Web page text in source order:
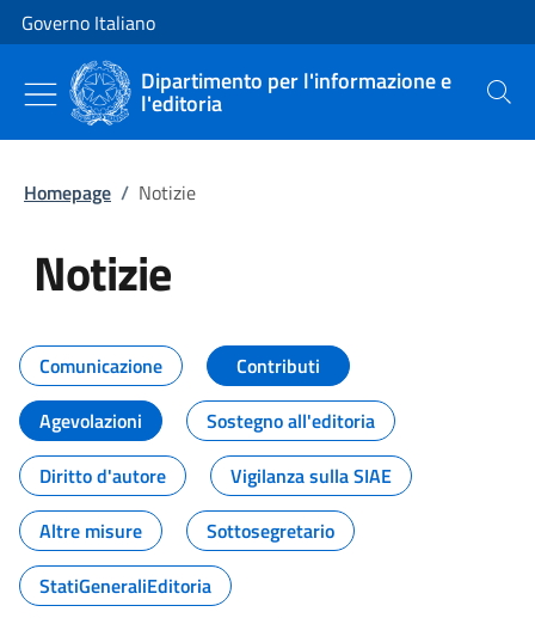
Vai al contenuto
Vai alla navigazione del sito
Governo Italiano
Dipartimento per l'informazione e
l'editoria Cerca
Homepage / Notizie
Notizie
Tutti i contenuti della pagina
Comunicazione
Contributi
Agevolazioni
Sostegno all'editoria
Diritto d'autore
Vigilanza sulla SIAE
Altre misure
Sottosegretario
StatiGeneraliEditoria